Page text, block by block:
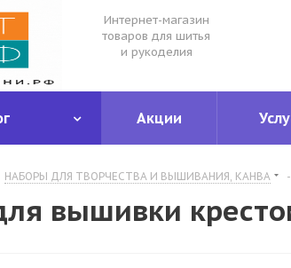
Интернет-магазин
товаров для шитья
и рукоделия
Акции
НАБОРЫ ДЛЯ ТВОРЧЕСТВА И ВЫШИВАНИЯ, КАНВА -
вышивки